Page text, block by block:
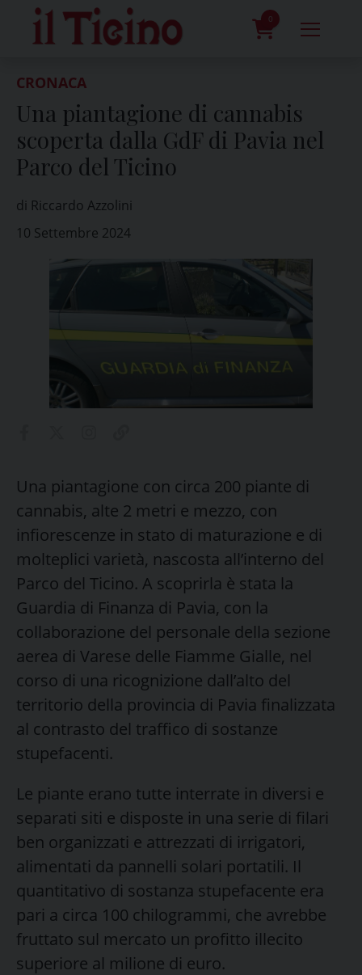
content
0
CRONACA
Una piantagione di cannabis
scoperta dalla GdF di Pavia nel
Parco del Ticino
di Riccardo Azzolini
10 Settembre 2024
Una piantagione con circa 200 piante di
cannabis, alte 2 metri e mezzo, con
infiorescenze in stato di maturazione e di
molteplici varietà, nascosta all’interno del
Parco del Ticino. A scoprirla è stata la
Guardia di Finanza di Pavia, con la
collaborazione del personale della sezione
aerea di Varese delle Fiamme Gialle, nel
corso di una ricognizione dall’alto del
territorio della provincia di Pavia finalizzata
al contrasto del traffico di sostanze
stupefacenti.
Le piante erano tutte interrate in diversi e
separati siti e disposte in una serie di filari
ben organizzati e attrezzati di irrigatori,
alimentati da pannelli solari portatili. Il
quantitativo di sostanza stupefacente era
pari a circa 100 chilogrammi, che avrebbe
fruttato sul mercato un profitto illecito
superiore al milione di euro.